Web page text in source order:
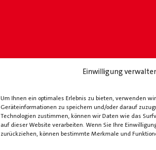
Einwilligung
Um Ihnen ein optimales Erlebnis zu bieten, verwenden
Geräteinformationen zu speichern und/oder darauf
Technologien zustimmen, können wir Daten wie das
auf dieser Website verarbeiten. Wenn Sie Ihre
zurückziehen, können bestimmte Merkmale und